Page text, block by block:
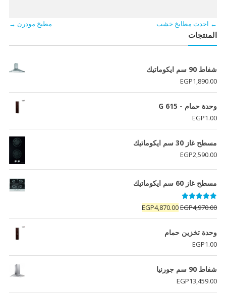
← احدث مطابخ خشب مطبخ مودرن →
المنتجات
شفاط 90 سم ايكوماتيك
EGP1,890.00
وحدة حمام - G 615
EGP1.00
مسطح غاز 30 سم ايكوماتيك
EGP2,590.00
مسطح غاز 60 سم ايكوماتيك
تم التقييم
5.00 من 5EGP4,970.00
السعر
الأصلي
هو:
EGP4,870.00
السعر
الحالي
وحدة تخزين حمام
EGP1.00
شفاط 90 سم جورنيا
EGP13,459.00